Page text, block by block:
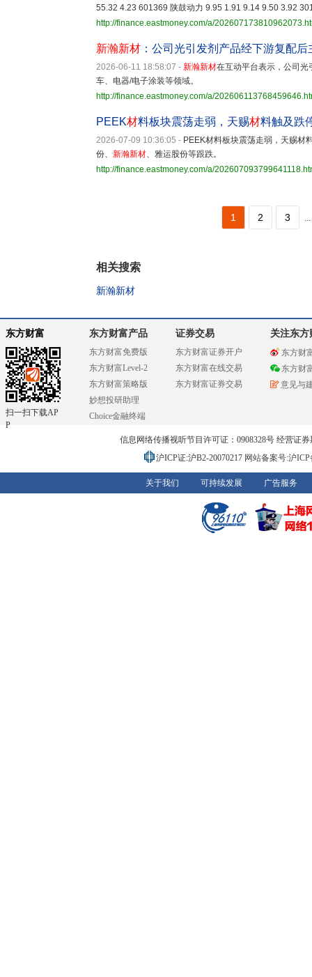
55.32 4.23 601369 陕鼓动力 9.95 1.91 9.14 9.50 3.92
http://finance.eastmoney.com/a/
新瀚新材 ：公司光引发剂产品经下游复配
2026-06-11 18:58:07 - 新瀚新材在互动平台表示，公司
车、电器/电子涂装等领域。
http://finance.eastmoney.com/a/
PEEK材料板块震荡走弱，天赐材料触及跌
2026-07-09 10:36:05 - PEEK材料板块震荡走弱，天赐材
份、 新瀚新材、雅运股份等跟跌。
http://finance.eastmoney.com/a/
1 2 3 ...
相关搜索
新瀚新材
东方财富
扫一扫下载AP
P
东方财富产品
东方财富免费版
东方财富Level-2
东方财富策略版
妙想投研助理
Choice金融终端
证券交易
东方财富证券开户
东方财富在线交易
东方财富证券交易
关注东方
东方财
东方财
意见与
信息网络传播视听节目许可证：0908328号 经营证
沪ICP证:沪B2-20070217 网站备案号:沪
关于我们 可持续发展 广告服务